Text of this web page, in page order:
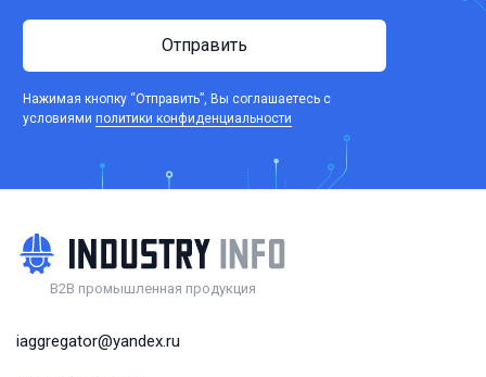
Отправить
Нажимая кнопку “Отправить”, Вы соглашаетесь c
условиями политики конфиденциальности
B2B промышленная продукция
iaggregator@yandex.ru